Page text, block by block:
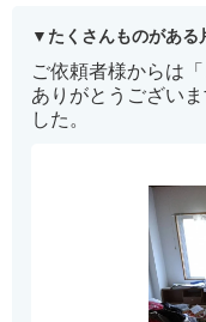
たくさんものがある
ご依頼者様からは
ありがとうござい
した。